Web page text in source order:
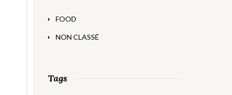
FOOD
NON CLASSÉ
Tags